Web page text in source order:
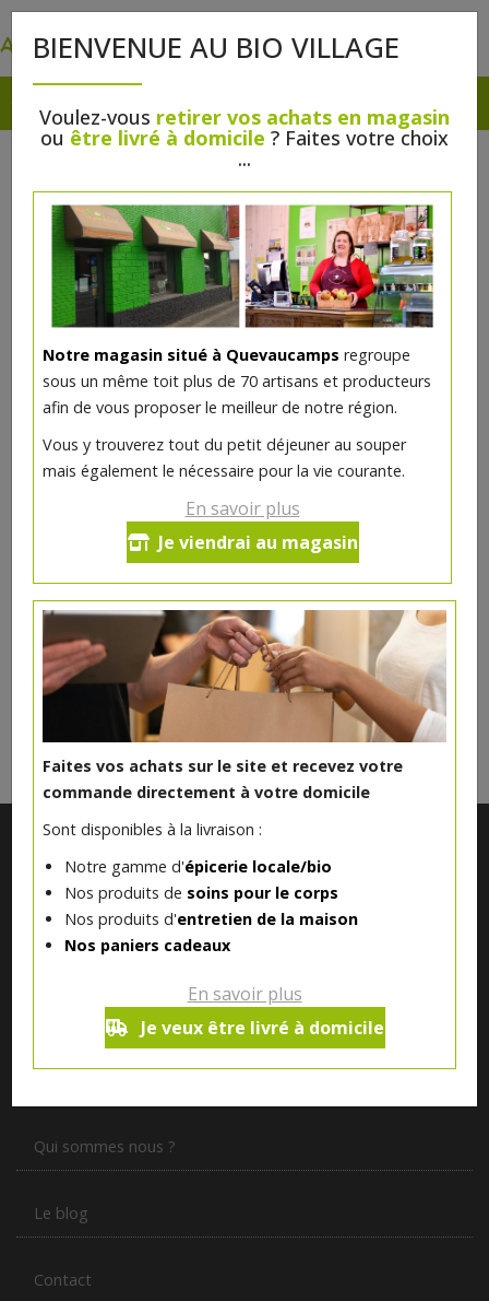
BIENVENUE AU BIO VILLAGE
Voulez-vous retirer vos achats en magasin
ou être livré à domicile ? Faites votre choix
...
Notre magasin situé à Quevaucamps regroupe
sous un même toit plus de 70 artisans et producteurs
afin de vous proposer le meilleur de notre région.
Vous y trouverez tout du petit déjeuner au souper
mais également le nécessaire pour la vie courante.
En savoir plus
Je viendrai au magasin
Faites vos achats sur le site et recevez votre
commande directement à votre domicile
Sont disponibles à la livraison :
Notre gamme d'épicerie locale/bio
Nos produits de soins pour le corps
Nos produits d'entretien de la maison
Nos paniers cadeaux
En savoir plus
Je veux être livré à domicile
Filet de saumon rôti - épinards à
la crème - sauce hollandaise -
pommes de terre nature
Ce produit est indisponible pour le moment.
DANS LA MÊME CATÉGORIE ...
Notre magasin situé à Quevaucamps réunit sous son toit les
produits de plus de 50 artisans et producteurs régionaux pour
Qui sommes nous ?
Le blog
Contact